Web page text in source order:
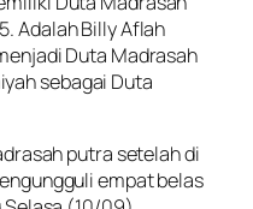
Adalah Billy Aflah
Duta Madrasah
sebagai Duta
putra setelah di
empat belas